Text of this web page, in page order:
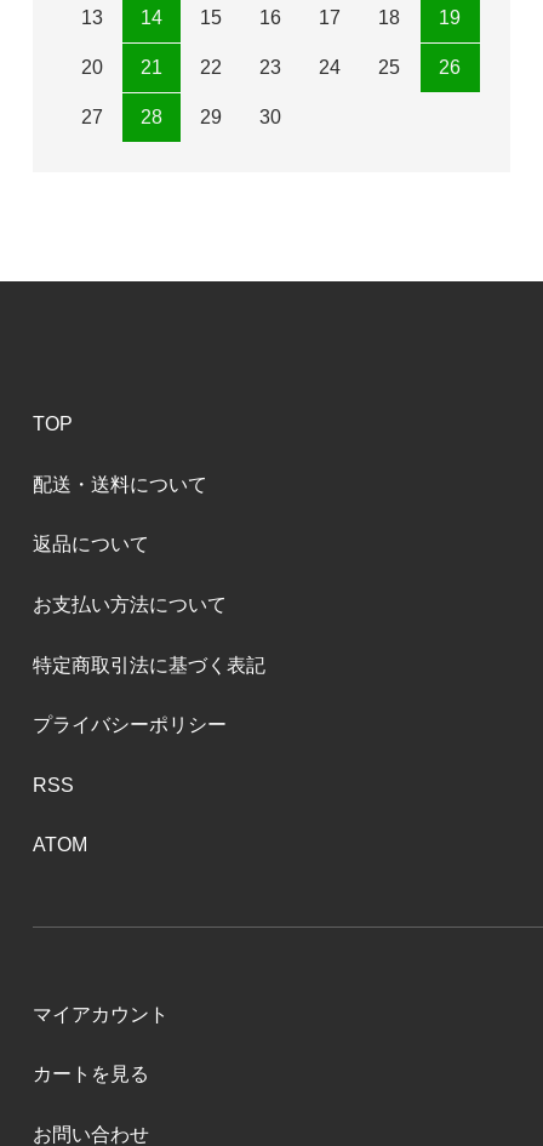
13 14 15 16 17 18 19
20 21 22 23 24 25 26
27 28 29 30
TOP
配送・送料について
返品について
お支払い方法について
特定商取引法に基づく表記
プライバシーポリシー
RSS
ATOM
マイアカウント
カートを見る
お問い合わせ